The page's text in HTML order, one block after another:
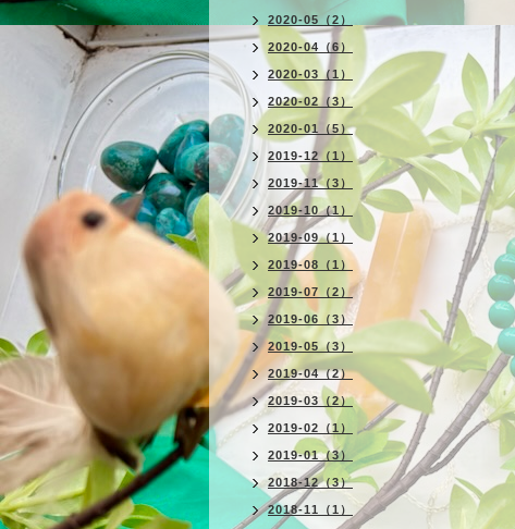
2020-05（2）
2020-04（6）
2020-03（1）
2020-02（3）
2020-01（5）
2019-12（1）
2019-11（3）
2019-10（1）
2019-09（1）
2019-08（1）
2019-07（2）
2019-06（3）
2019-05（3）
2019-04（2）
2019-03（2）
2019-02（1）
2019-01（3）
2018-12（3）
2018-11（1）